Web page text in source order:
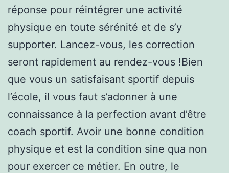
réponse pour réintégrer une activité
physique en toute sérénité et de s’y
supporter. Lancez-vous, les correction
seront rapidement au rendez-vous !Bien
que vous un satisfaisant sportif depuis
l’école, il vous faut s’adonner à une
connaissance à la perfection avant d’être
coach sportif. Avoir une bonne condition
physique et est la condition sine qua non
pour exercer ce métier. En outre, le